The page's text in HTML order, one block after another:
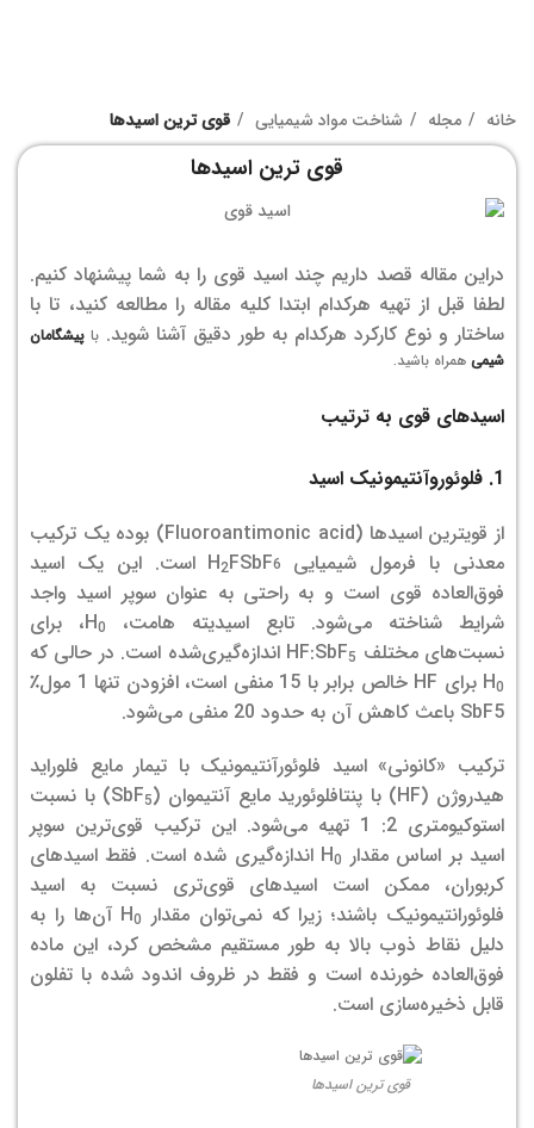
خانه مجله شناخت مواد شیمیایی قوی ترین اسیدها
قوی ترین اسیدها
دراین مقاله قصد داریم چند اسید قوی را به شما پیشنهاد کنیم.
لطفا قبل از تهیه هرکدام ابتدا کلیه مقاله را مطالعه کنید، تا با
ساختار و نوع کارکرد هرکدام به طور دقیق آشنا شوید.با پیشگامان
شیمی همراه باشید.
اسیدهای قوی به ترتیب
1. فلوئوروآنتیمونیک اسید
از قویترین اسیدها (Fluoroantimonic acid) بوده یک ترکیب
معدنی با فرمول شیمیایی H
2FSbF6
است. این یک اسید
فوق‌العاده قوی است و به راحتی به عنوان سوپر اسید واجد
شرایط شناخته می‌شود. تابع اسیدیته هامت، H
0
، برای
نسبت‌های مختلف HF:SbF 5
اندازه‌گیری‌شده است. در حالی که
H0
برای HF خالص برابر با 15 منفی است، افزودن تنها 1 مول٪
SbF5 باعث کاهش آن به حدود 20 منفی می‌شود.
ترکیب «کانونی» اسید فلوئورآنتیمونیک با تیمار مایع فلوراید
هیدروژن (HF) با پنتافلوئورید مایع آنتیموان (SbF
5
) با نسبت
استوکیومتری 2: 1 تهیه می‌­شود. این ترکیب قوی‌ترین سوپر
اسید بر اساس مقدار H 0 اندازه‌گیری شده است. فقط اسیدهای
کربوران، ممکن است اسیدهای قوی‌تری نسبت به اسید
فلوئورانتیمونیک باشند؛ زیرا که نمی­‌توان مقدار H 0
آن­‌ها را به
دلیل نقاط ذوب بالا به طور مستقیم مشخص کرد، این ماده
فوق‌العاده خورنده است و فقط در ظروف اندود شده با تفلون
قابل ذخیره‌سازی است.
قوی ترین اسیدها